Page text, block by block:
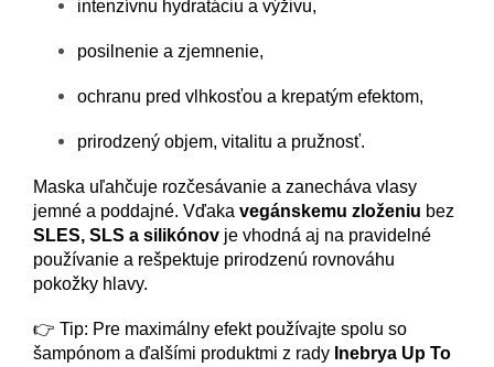
intenzívnu hydratáciu a výživu,
posilnenie a zjemnenie,
ochranu pred vlhkosťou a krepatým efektom,
prirodzený objem, vitalitu a pružnosť.
Maska uľahčuje rozčesávanie a zanecháva vlasy
jemné a poddajné. Vďaka vegánskemu zloženiu bez
SLES, SLS a silikónov je vhodná aj na pravidelné
používanie a rešpektuje prirodzenú rovnováhu
pokožky hlavy.
👉 Tip: Pre maximálny efekt používajte spolu so
šampónom a ďalšími produktmi z rady Inebrya Up To